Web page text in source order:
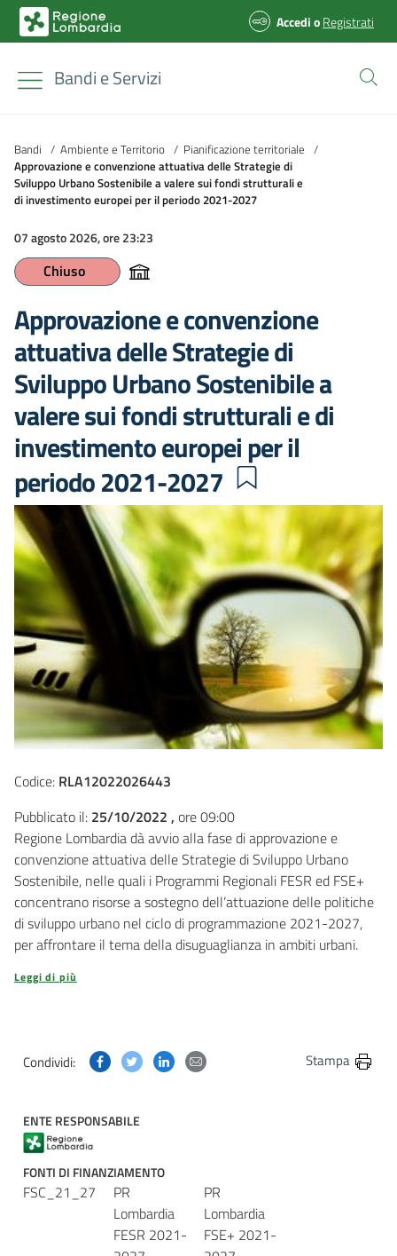
AccedioRegistrati
Bandi e Servizi
Bandi / Ambiente e Territorio / Pianificazione territoriale /
Approvazione e convenzione attuativa delle Strategie di
Sviluppo Urbano Sostenibile a valere sui fondi strutturali e
di investimento europei per il periodo 2021-2027
07 agosto 2026, ore 23:23
Chiuso
Approvazione e convenzione
attuativa delle Strategie di
Sviluppo Urbano Sostenibile a
valere sui fondi strutturali e di
investimento europei per il
periodo 2021-2027
Codice: RLA12022026443
Pubblicato il: 25/10/2022 , ore 09:00
Regione Lombardia dà avvio alla fase di approvazione e
convenzione attuativa delle Strategie di Sviluppo Urbano
Sostenibile, nelle quali i Programmi Regionali FESR ed FSE+
concentrano risorse a sostegno dell’attuazione delle politiche
di sviluppo urbano nel ciclo di programmazione 2021-2027,
per affrontare il tema della disuguaglianza in ambiti urbani.
Leggi di più
Condividi: Condividi questa pagina su Facebook
Condividi questa pagina su Twitter
Condividi questa pagina su Linkedin
Condividi questa pagina via
Stampa
ENTE RESPONSABILE
FONTI DI FINANZIAMENTO
FSC_21_27
PR
Lombardia
FESR 2021-
PR
Lombardia
FSE+ 2021-